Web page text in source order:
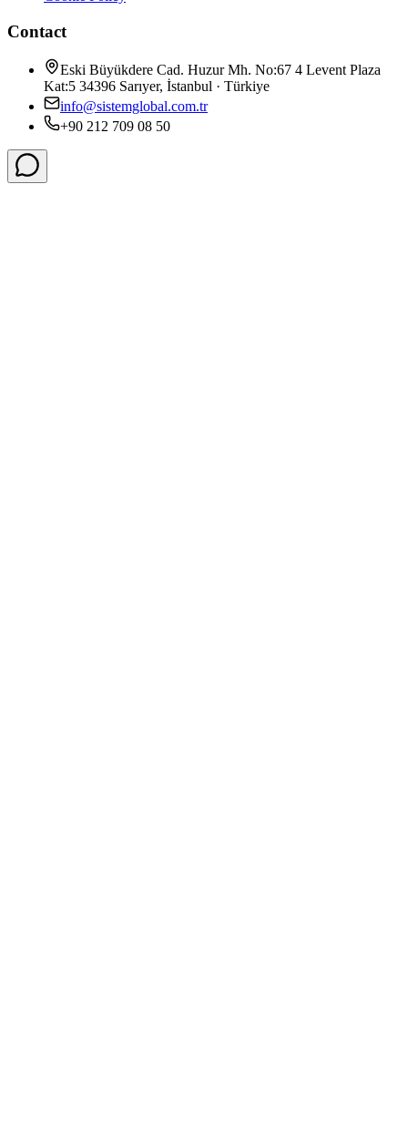
Contact
Eski Büyükdere Cad. Huzur Mh. No:67 4 Levent Plaza
Kat:5 34396 Sarıyer, İstanbul · Türkiye
info@sistemglobal.com.tr
+90 212 709 08 50